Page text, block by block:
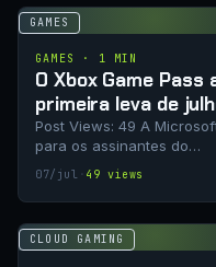
GAMES
GAMES · 1 MIN
O Xbox Game Pass
primeira leva de
Post Views: 49 A
para os assinantes do…
07/jul · 49 views
CLOUD GAMING